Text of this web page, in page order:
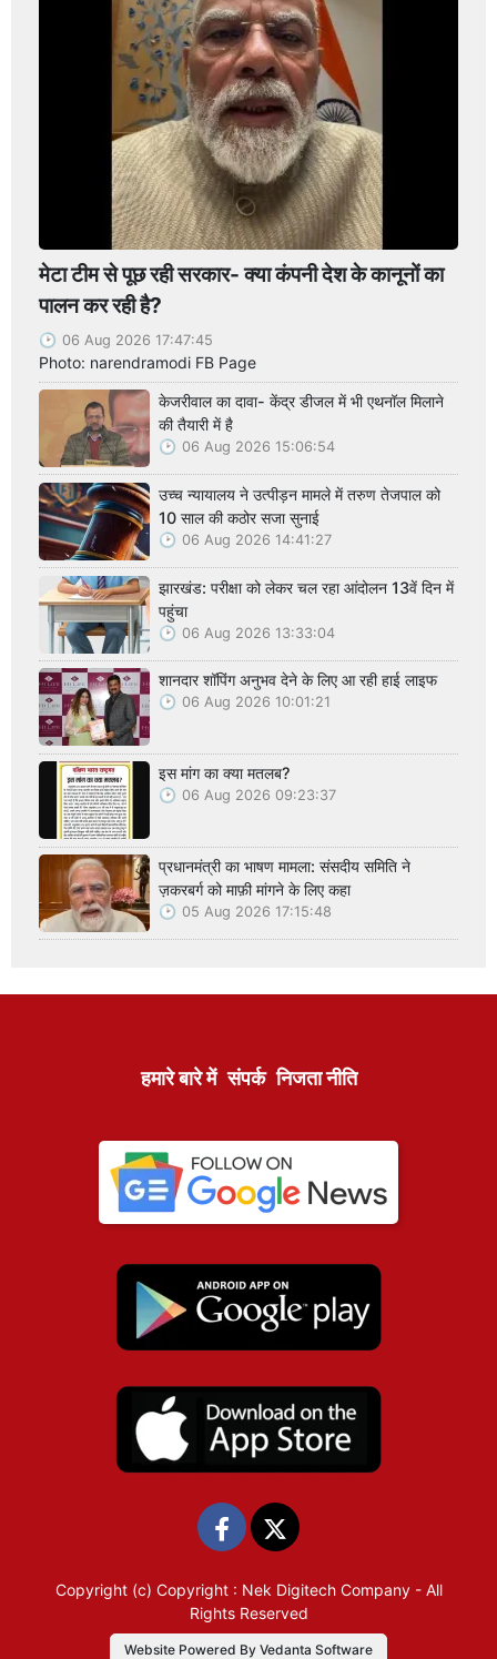
मेटा टीम से पूछ रही सरकार- क्या कंपनी देश के कानूनों का
पालन कर रही है?
06 Aug 2026 17:47:45
Photo: narendramodi FB Page
केजरीवाल का दावा- केंद्र डीजल में भी एथनॉल मिलाने
की तैयारी में है
06 Aug 2026 15:06:54
उच्च न्यायालय ने उत्पीड़न मामले में तरुण तेजपाल को
10 साल की कठोर सजा सुनाई
06 Aug 2026 14:41:27
झारखंड: परीक्षा को लेकर चल रहा आंदोलन 13वें दिन में
पहुंचा
06 Aug 2026 13:33:04
शानदार शॉपिंग अनुभव देने के लिए आ रही हाई लाइफ
06 Aug 2026 10:01:21
इस मांग का क्या मतलब?
06 Aug 2026 09:23:37
प्रधानमंत्री का भाषण मामला: संसदीय समिति ने
ज़करबर्ग को माफ़ी मांगने के लिए कहा
05 Aug 2026 17:15:48
हमारे बारे में संपर्क निजता नीति
Copyright (c) Copyright : Nek Digitech Company- All
Rights Reserved
Website Powered By Vedanta Software